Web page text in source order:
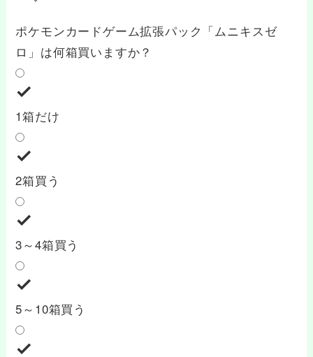
ポケモンカードゲーム拡張パック「ムニキスゼ
ロ」は何箱買いますか？
1箱だけ
2箱買う
3～4箱買う
5～10箱買う